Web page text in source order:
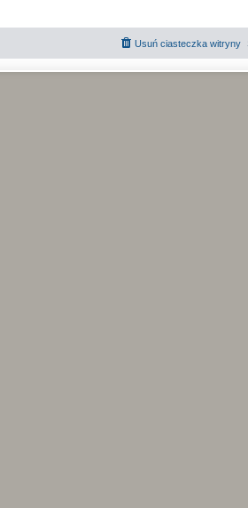
Usuń ciasteczka witryny